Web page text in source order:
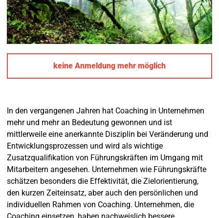
keine Anmeldung mehr möglich
In den vergangenen Jahren hat Coaching in Unternehmen
mehr und mehr an Bedeutung gewonnen und ist
mittlerweile eine anerkannte Disziplin bei Veränderung und
Entwicklungsprozessen und wird als wichtige
Zusatzqualifikation von Führungskräften im Umgang mit
Mitarbeitern angesehen. Unternehmen wie Führungskräfte
schätzen besonders die Effektivität, die Zielorientierung,
den kurzen Zeiteinsatz, aber auch den persönlichen und
individuellen Rahmen von Coaching. Unternehmen, die